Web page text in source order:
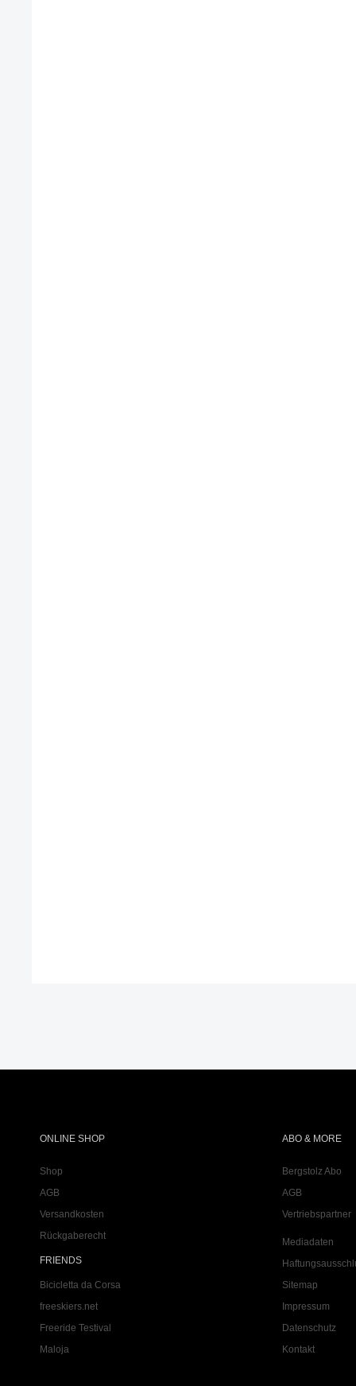
ONLINE SHOP
Shop
AGB
Versandkosten
Rückgaberecht
FRIENDS
Bicicletta da Corsa
freeskiers.net
Freeride Testival
Maloja
ABO & MORE
Bergstolz Abo
AGB
Vertriebspartner
Mediadaten
Sitemap
Impressum
Datenschutz
Kontakt